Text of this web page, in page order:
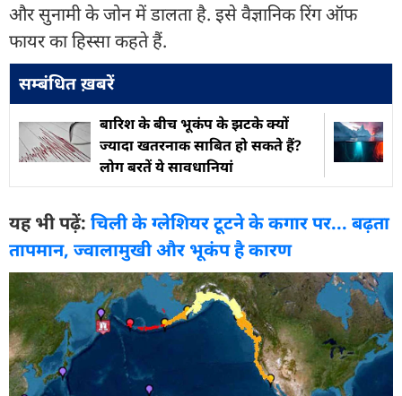
और सुनामी के जोन में डालता है. इसे वैज्ञानिक रिंग ऑफ
फायर का हिस्सा कहते हैं.
सम्बंधित ख़बरें
बारिश के बीच भूकंप के झटके क्यों
ज्यादा खतरनाक साबित हो सकते हैं?
लोग बरतें ये सावधानियां
यह भी पढ़ें: चिली के ग्लेशियर टूटने के कगार पर... बढ़ता
तापमान, ज्वालामुखी और भूकंप है कारण